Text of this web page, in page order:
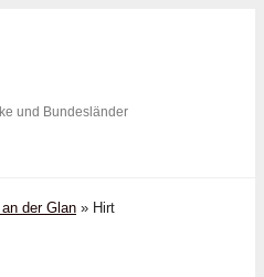
und Bundesländer
der Glan » Hirt